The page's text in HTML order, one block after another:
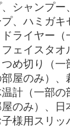
シャンプー
、ハミガキ
ライヤー（
ェイスタオ
め切り（一
屋のみ）、
計（一部の
のみ）、日
様用スリッ